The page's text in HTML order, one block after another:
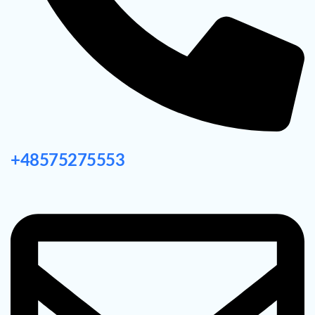
+48575275553